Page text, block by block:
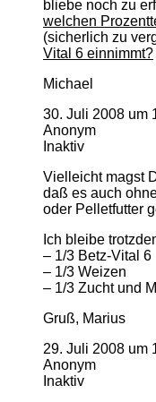
bliebe noch zu
welchen
(sicherlich zu
Vital 6 einnimmt?
Michael
30. Juli 2008 um
Anonym
Inaktiv
Vielleicht magst
daß es auch
oder Pelletfutter
Ich bleibe
– 1/3 Betz-Vital 6
– 1/3 Weizen
– 1/3 Zucht und
Gruß, Marius
29. Juli 2008 um
Anonym
Inaktiv